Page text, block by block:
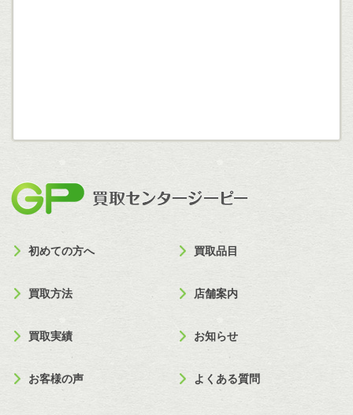
初めての方へ 買取品目
買取方法 店舗案内
買取実績 お知らせ
お客様の声 よくある質問